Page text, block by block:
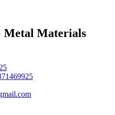
Materials